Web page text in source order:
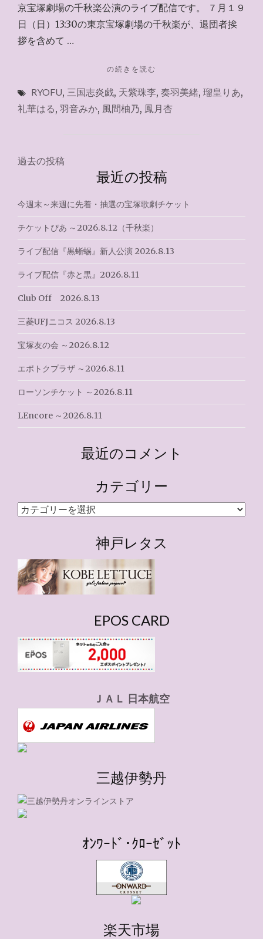
京宝塚劇場の千秋楽公演のライブ配信です。 ７月１９
日（日）13:30の東京宝塚劇場の千秋楽が、退団者挨
拶を含めて …
"ラ
ブ
配
の続きを読む
RYOFU, 三国志炎戯, 天紫珠李, 奏羽美緒, 瑠皇りあ,
礼華はる, 羽音みか, 風間柚乃, 鳳月杏
投
ナ
ビ
ゲ
ー
シ
ョ
ン
過去の投稿
最近の投稿
今週末～来週に先着・抽選の宝塚歌劇チケット
チケットぴあ ～2026.8.12（千秋楽）
ライブ配信『黒蜥蜴』新人公演 2026.8.13
ライブ配信『赤と黒』2026.8.11
Club Off 2026.8.13
三菱UFJニコス 2026.8.13
宝塚友の会 ～2026.8.12
エポトクプラザ ～2026.8.11
ローソンチケット ～2026.8.11
LEncore ～2026.8.11
最近のコメント
カテゴリー
カ
ー
神戸レタス
EPOS CARD
ＪＡＬ 日本航空
三越伊勢丹
ｵﾝﾜｰﾄﾞ･ｸﾛｰｾﾞｯﾄ
楽天市場